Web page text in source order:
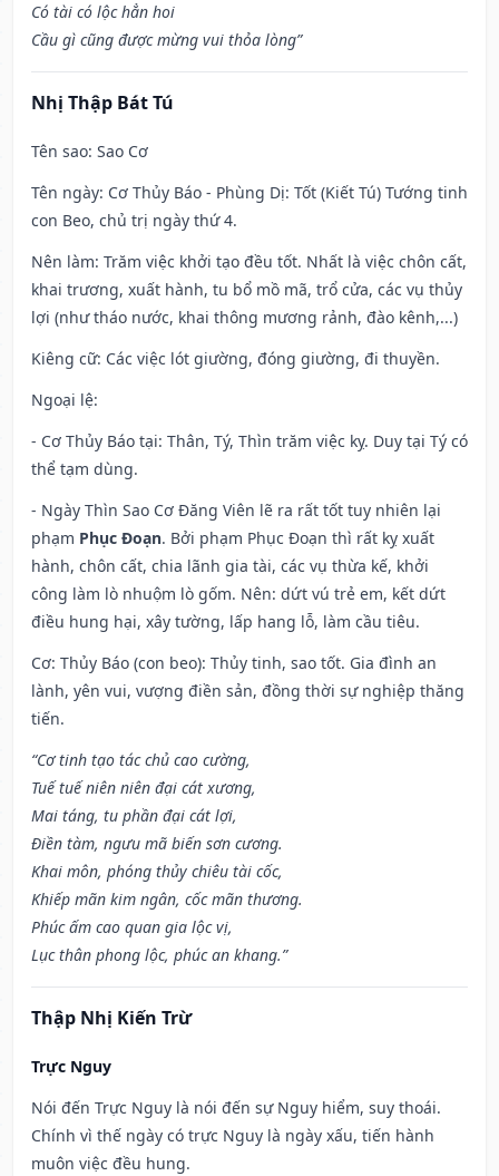
Có tài có lộc hẳn hoi
Cầu gì cũng được mừng vui thỏa lòng”
Nhị Thập Bát Tú
Tên sao: Sao Cơ
Tên ngày: Cơ Thủy Báo - Phùng Dị: Tốt (Kiết Tú) Tướng tinh
con Beo, chủ trị ngày thứ 4.
Nên làm: Trăm việc khởi tạo đều tốt. Nhất là việc chôn cất,
khai trương, xuất hành, tu bổ mồ mã, trổ cửa, các vụ thủy
lợi (như tháo nước, khai thông mương rảnh, đào kênh,...)
Kiêng cữ: Các việc lót giường, đóng giường, đi thuyền.
Ngoại lệ:
- Cơ Thủy Báo tại: Thân, Tý, Thìn trăm việc kỵ. Duy tại Tý có
thể tạm dùng.
- Ngày Thìn Sao Cơ Đăng Viên lẽ ra rất tốt tuy nhiên lại
phạm Phục Đoạn. Bởi phạm Phục Đoạn thì rất kỵ xuất
hành, chôn cất, chia lãnh gia tài, các vụ thừa kế, khởi
công làm lò nhuộm lò gốm. Nên: dứt vú trẻ em, kết dứt
điều hung hại, xây tường, lấp hang lỗ, làm cầu tiêu.
Cơ: Thủy Báo (con beo): Thủy tinh, sao tốt. Gia đình an
lành, yên vui, vượng điền sản, đồng thời sự nghiệp thăng
tiến.
“Cơ tinh tạo tác chủ cao cường,
Tuế tuế niên niên đại cát xương,
Mai táng, tu phần đại cát lợi,
Điền tàm, ngưu mã biến sơn cương.
Khai môn, phóng thủy chiêu tài cốc,
Khiếp mãn kim ngân, cốc mãn thương.
Phúc ấm cao quan gia lộc vị,
Lục thân phong lộc, phúc an khang.”
Thập Nhị Kiến Trừ
Trực Nguy
Nói đến Trực Nguy là nói đến sự Nguy hiểm, suy thoái.
Chính vì thế ngày có trực Nguy là ngày xấu, tiến hành
muôn việc đều hung.